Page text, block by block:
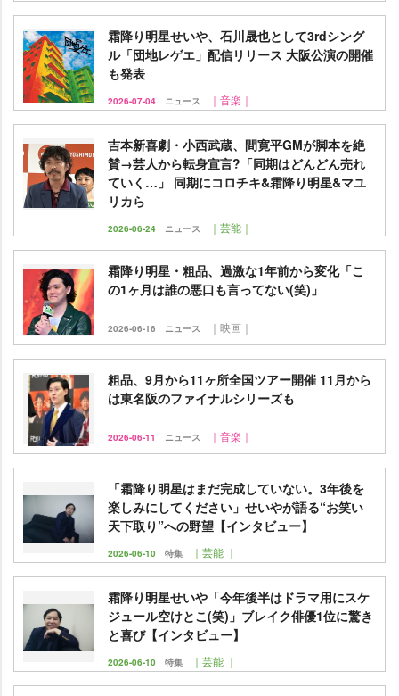
霜降り明星せいや、石川晟也として3rdシング
ル「団地レゲエ」配信リリース 大阪公演の開催
も発表
2026-07-04 ニュース ｜音楽｜
吉本新喜劇・小西武蔵、間寛平GMが脚本を絶
賛→芸人から転身宣言?「同期はどんどん売れ
ていく…」 同期にコロチキ&霜降り明星&マユ
リカら
2026-06-24 ニュース ｜芸能｜
霜降り明星・粗品、過激な1年前から変化「こ
の1ヶ月は誰の悪口も言ってない(笑)」
2026-06-16 ニュース ｜映画｜
粗品、9月から11ヶ所全国ツアー開催 11月から
は東名阪のファイナルシリーズも
2026-06-11 ニュース ｜音楽｜
「霜降り明星はまだ完成していない。3年後を
楽しみにしてください」せいやが語る“お笑い
天下取り”への野望【インタビュー】
2026-06-10 特集 ｜芸能 ｜
霜降り明星せいや「今年後半はドラマ用にスケ
ジュール空けとこ(笑)」ブレイク俳優1位に驚き
と喜び【インタビュー】
2026-06-10 特集 ｜芸能 ｜